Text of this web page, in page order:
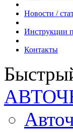
Новости /
Инструкции
Контакты